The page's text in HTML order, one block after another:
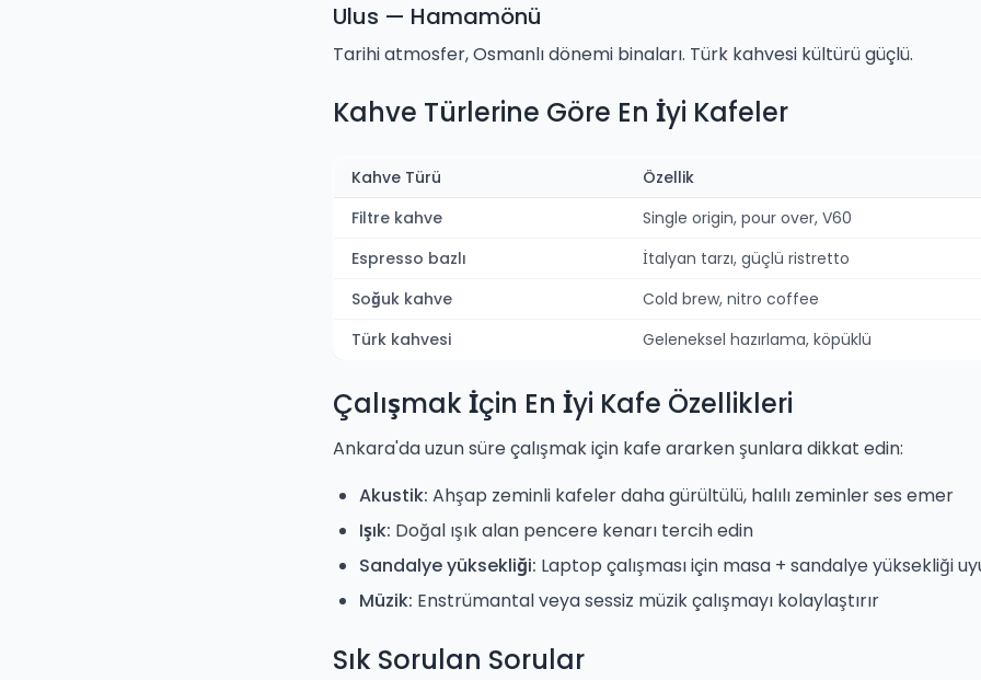
Ulus — Hamamönü
Tarihi atmosfer, Osmanlı dönemi binaları. Türk kahvesi kültürü güçlü.
Kahve Türlerine Göre En İyi Kafeler
Kahve Türü
Özellik
Filtre kahve
Single origin, pour over, V60
Espresso bazlı
İtalyan tarzı, güçlü ristretto
Soğuk kahve
Cold brew, nitro coffee
Türk kahvesi
Geleneksel hazırlama, köpüklü
Çalışmak İçin En İyi Kafe Özellikleri
Ankara'da uzun süre çalışmak için kafe ararken şunlara dikkat edin:
Akustik: Ahşap zeminli kafeler daha gürültülü, halılı zeminler ses emer
Işık: Doğal ışık alan pencere kenarı tercih edin
Sandalye yüksekliği: Laptop çalışması için masa + sandalye yüksekliği
Müzik: Enstrümantal veya sessiz müzik çalışmayı kolaylaştırır
Sık Sorulan Sorular